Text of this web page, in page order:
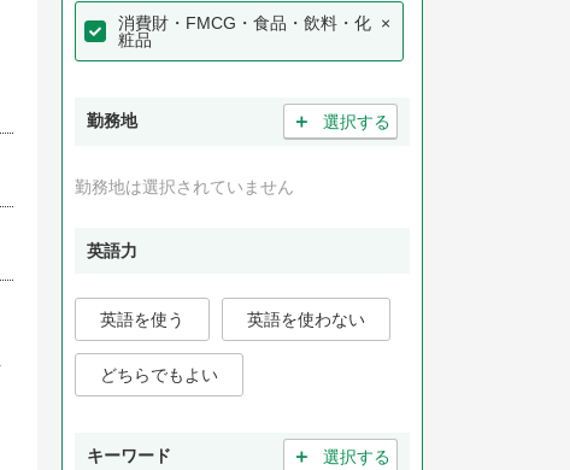
消費財・FMCG・食品・飲料・化
粧品
×
勤務地 ＋ 選択する
勤務地は選択されていません
英語力
英語を使う 英語を使わない
どちらでもよい
キーワード ＋ 選択する